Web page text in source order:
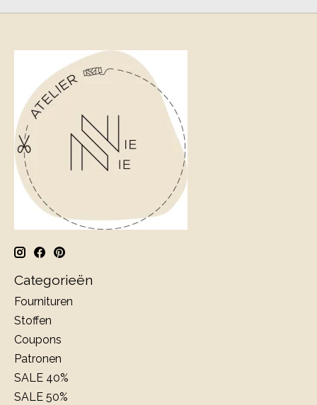
Categorieën
Fournituren
Stoffen
Coupons
Patronen
SALE 40%
SALE 50%